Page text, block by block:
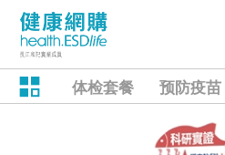
体检套餐 预防疫苗